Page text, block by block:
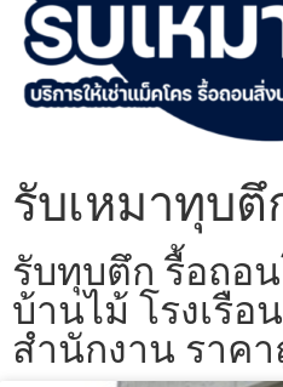
รับเหมาทุบตึ
รับทุบตึก รื้อถอ
บ้านไม้ โรงเรือ
สำนักงาน ราคา